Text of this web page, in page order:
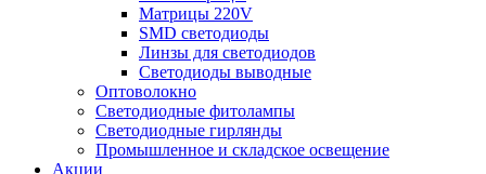
Матрицы 220V
SMD светодиоды
Линзы для светодиодов
Светодиоды выводные
Оптоволокно
Светодиодные фитолампы
Светодиодные гирлянды
Промышленное и складское освещение
Акции